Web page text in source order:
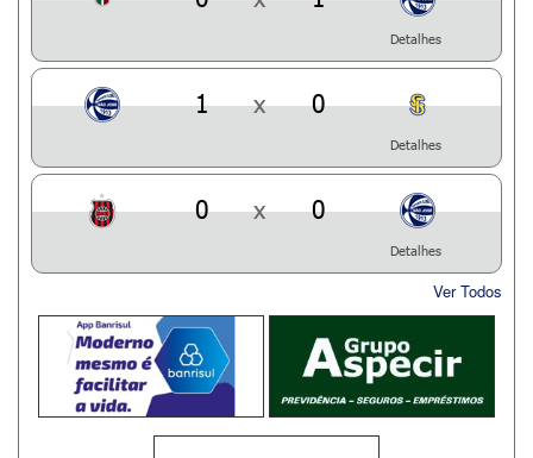
Detalhes
1 x 0
Detalhes
0 x 0
Detalhes
Ver Todos